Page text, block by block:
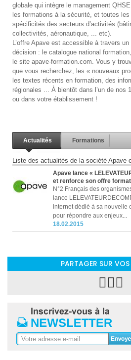
globale qui intègre le management
les formations à la sécurité, et toutes
spécificités des secteurs d’activités
collectivités, aéronautique, ... etc).
L’offre Apave est accessible à travers
décision : le catalogue national
le site apave-formation.com. Vous y
que vous recherchez, les « nouveaux
les textes récents en formation, des
régionales ... À bientôt dans l’un de nos
ou dans votre établissement !
Actualités Formations
Liste des actualités de la société Apave
Apave lance «
et renforce son offre
N°2 Français des
lance
internet dédié à sa nouvelle
pour répondre aux enjeux...
18.02.2015
PARTAGER SUR VOS